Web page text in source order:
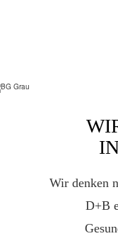
Wir denken
D+B